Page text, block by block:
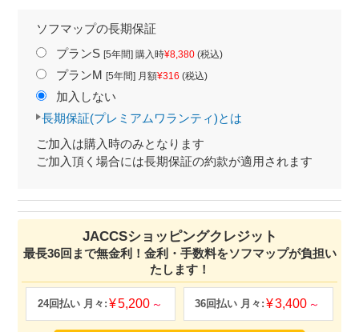
ソフマップの長期保証
プランS [5年間] 購入時¥8,380(税込)
プランM [5年間] 月額¥316 (税込)
加入しない
長期保証(プレミアムワランティ)とは
ご加入は購入時のみとなります
ご加入頂く場合には長期保証の約款が適用されます
JACCSショッピングクレジット
最長36回まで無金利！金利・手数料をソフマップが負担い
たします！
5,200 3,400